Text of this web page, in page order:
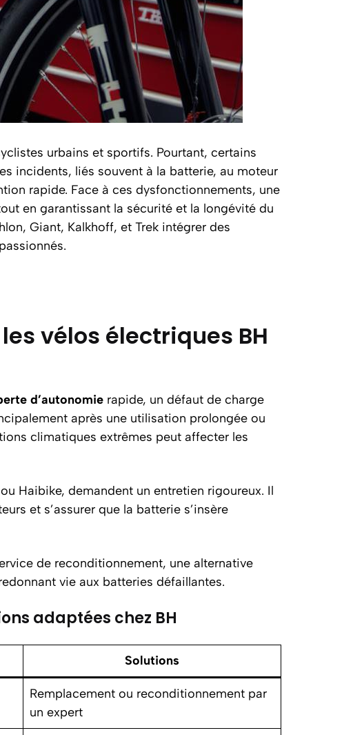
urbains et sportifs. Pourtant, certains
incidents, liés souvent à la batterie, au moteur
rapide. Face à ces dysfonctionnements, une
en garantissant la sécurité et la longévité du
Giant, Kalkhoff, et Trek intégrer des
vélos électriques BH
d’autonomie rapide, un défaut de charge
après une utilisation prolongée ou
climatiques extrêmes peut affecter les
Haibike, demandent un entretien rigoureux. Il
et s’assurer que la batterie s’insère
de reconditionnement, une alternative
vie aux batteries défaillantes.
adaptées chez BH
Solutions
Remplacement ou reconditionnement par
un expert